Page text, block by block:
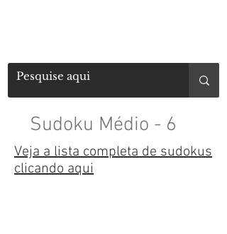
Sudoku Médio - 6
Veja a lista completa de sudokus
clicando aqui